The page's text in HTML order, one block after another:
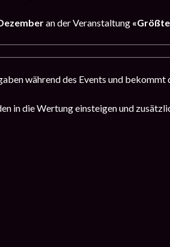
an der Veranstaltung
während des Events und bekommt
in die Wertung einsteigen und